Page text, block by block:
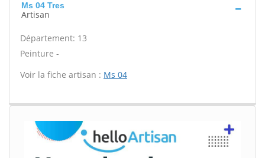
Ms 04 Tres
Artisan
Département: 13
Peinture -
Voir la fiche artisan : Ms 04